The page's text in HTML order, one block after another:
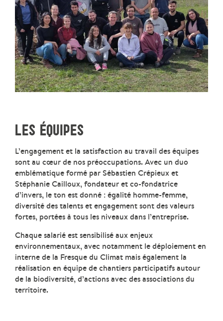
LES ÉQUIPES
L’engagement et la satisfaction au travail des équipes
sont au cœur de nos préoccupations. Avec un duo
emblématique formé par Sébastien Crépieux et
Stéphanie Cailloux, fondateur et co-fondatrice
d’invers, le ton est donné : égalité homme-femme,
diversité des talents et engagement sont des valeurs
fortes, portées à tous les niveaux dans l’entreprise.
Chaque salarié est sensibilisé aux enjeux
environnementaux, avec notamment le déploiement en
interne de la Fresque du Climat mais également la
réalisation en équipe de chantiers participatifs autour
de la biodiversité, d’actions avec des associations du
territoire.